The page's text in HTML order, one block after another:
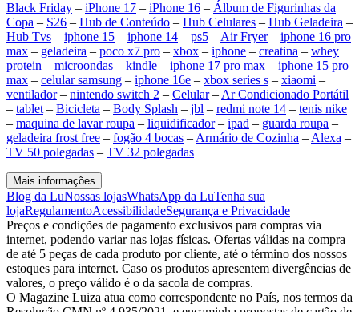
Black Friday – iPhone 17 – iPhone 16 – Álbum de Figurinhas da
Copa – S26 – Hub de Conteúdo – Hub Celulares – Hub Geladeira –
Hub Tvs – iphone 15 – iphone 14 – ps5 – Air Fryer– iphone 16 pro
max – geladeira – poco x7 pro – xbox – iphone – creatina – whey
protein – microondas – kindle – iphone 17 pro max – iphone 15 pro
max – celular samsung – iphone 16e – xbox series s – xiaomi –
ventilador– nintendo switch 2 – Celular– Ar Condicionado Portátil
– tablet – Bicicleta – Body Splash – jbl – redmi note 14 – tenis nike
– maquina de lavar roupa – liquidificador– ipad – guarda roupa –
geladeira frost free – fogão 4 bocas – Armário de Cozinha – Alexa –
TV 50 polegadas – TV 32 polegadas
Mais informações
Blog da LuNossas lojasWhatsApp da LuTenha sua
lojaRegulamentoAcessibilidadeSegurança e Privacidade
Preços e condições de pagamento exclusivos para compras via
internet, podendo variar nas lojas físicas. Ofertas válidas na compra
de até 5 peças de cada produto por cliente, até o término dos nossos
estoques para internet. Caso os produtos apresentem divergências de
valores, o preço válido é o da sacola de compras.
O Magazine Luiza atua como correspondente no País, nos termos da